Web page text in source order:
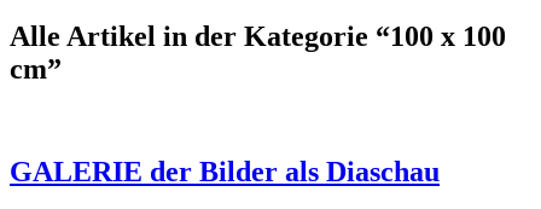
Alle Artikel in der Kategorie “100 x 100
cm”
GALERIE der Bilder als Diaschau